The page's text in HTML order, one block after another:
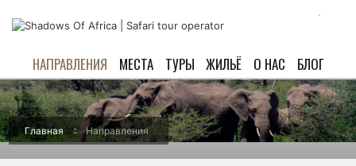
НАПРАВЛЕНИЯ МЕСТА ТУРЫ ЖИЛЬЁ О НАС БЛОГ
Главная Направления